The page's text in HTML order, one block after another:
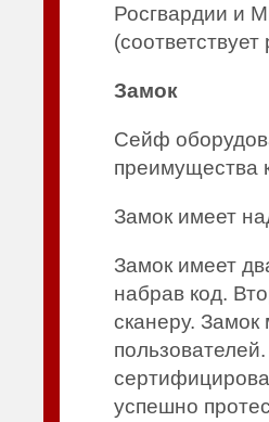
Росгвардии и
Замок
Сейф
преимущества
Замок имеет
Замок имеет
набрав код.
сканеру.
успешно